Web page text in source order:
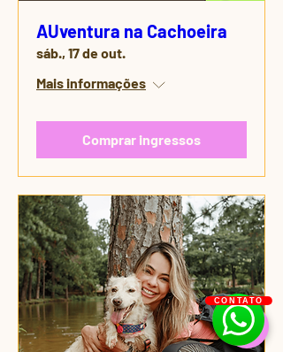
AUventura na Cachoeira
sáb., 17 de out.
Mais informações
Comprar ingressos
CONTATO